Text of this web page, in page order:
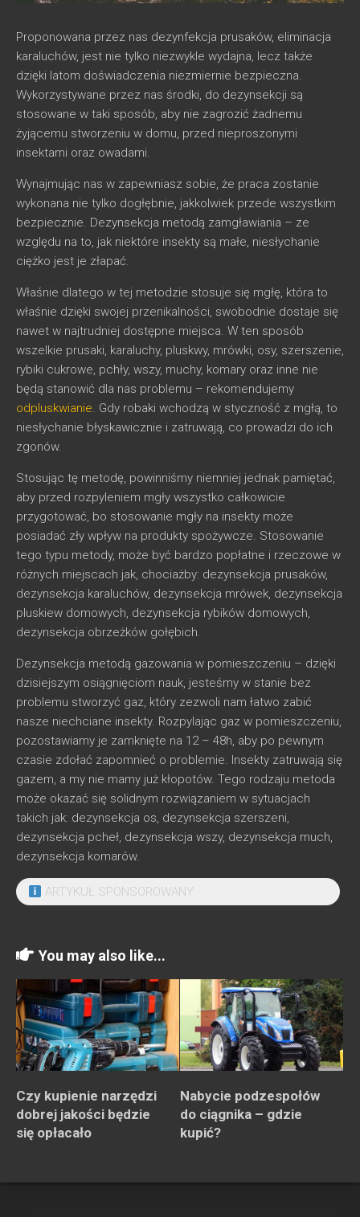
Proponowana przez nas dezynfekcja prusaków, eliminacja
karaluchów, jest nie tylko niezwykle wydajna, lecz także
dzięki latom doświadczenia niezmiernie bezpieczna.
Wykorzystywane przez nas środki, do dezynsekcji są
stosowane w taki sposób, aby nie zagrozić żadnemu
żyjącemu stworzeniu w domu, przed nieproszonymi
insektami oraz owadami.
Wynajmując nas w zapewniasz sobie, że praca zostanie
wykonana nie tylko dogłębnie, jakkolwiek przede wszystkim
bezpiecznie. Dezynsekcja metodą zamgławiania – ze
względu na to, jak niektóre insekty są małe, niesłychanie
ciężko jest je złapać.
Właśnie dlatego w tej metodzie stosuje się mgłę, która to
właśnie dzięki swojej przenikalności, swobodnie dostaje się
nawet w najtrudniej dostępne miejsca. W ten sposób
wszelkie prusaki, karaluchy, pluskwy, mrówki, osy, szerszenie,
rybiki cukrowe, pchły, wszy, muchy, komary oraz inne nie
będą stanowić dla nas problemu – rekomendujemy
odpluskwianie. Gdy robaki wchodzą w styczność z mgłą, to
niesłychanie błyskawicznie i zatruwają, co prowadzi do ich
zgonów.
Stosując tę metodę, powinniśmy niemniej jednak pamiętać,
aby przed rozpyleniem mgły wszystko całkowicie
przygotować, bo stosowanie mgły na insekty może
posiadać zły wpływ na produkty spożywcze. Stosowanie
tego typu metody, może być bardzo popłatne i rzeczowe w
różnych miejscach jak, chociażby: dezynsekcja prusaków,
dezynsekcja karaluchów, dezynsekcja mrówek, dezynsekcja
pluskiew domowych, dezynsekcja rybików domowych,
dezynsekcja obrzeżków gołębich.
Dezynsekcja metodą gazowania w pomieszczeniu – dzięki
dzisiejszym osiągnięciom nauk, jesteśmy w stanie bez
problemu stworzyć gaz, który zezwoli nam łatwo zabić
nasze niechciane insekty. Rozpylając gaz w pomieszczeniu,
pozostawiamy je zamknięte na 12 – 48h, aby po pewnym
czasie zdołać zapomnieć o problemie. Insekty zatruwają się
gazem, a my nie mamy już kłopotów. Tego rodzaju metoda
może okazać się solidnym rozwiązaniem w sytuacjach
takich jak: dezynsekcja os, dezynsekcja szerszeni,
dezynsekcja pcheł, dezynsekcja wszy, dezynsekcja much,
dezynsekcja komarów.
ARTYKUŁ SPONSOROWANY
You may also like...
Czy kupienie narzędzi
dobrej jakości będzie
się opłacało
Nabycie podzespołów
do ciągnika – gdzie
kupić?